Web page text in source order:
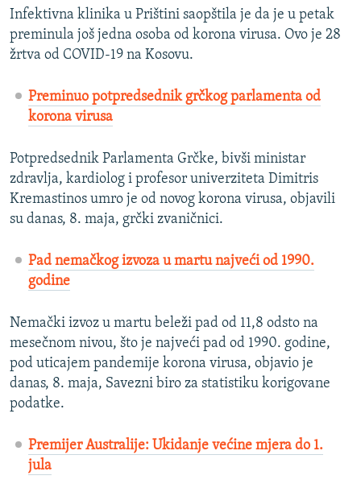
Infektivna klinika u Prištini saopštila je da je u petak
preminula još jedna osoba od korona virusa. Ovo je 28
žrtva od COVID-19 na Kosovu.
Preminuo potpredsednik grčkog parlamenta od
korona virusa
Potpredsednik Parlamenta Grčke, bivši ministar
zdravlja, kardiolog i profesor univerziteta Dimitris
Kremastinos umro je od novog korona virusa, objavili
su danas, 8. maja, grčki zvaničnici.
Pad nemačkog izvoza u martu najveći od 1990.
godine
Nemački izvoz u martu beleži pad od 11,8 odsto na
mesečnom nivou, što je najveći pad od 1990. godine,
pod uticajem pandemije korona virusa, objavio je
danas, 8. maja, Savezni biro za statistiku korigovane
podatke.
Premijer Australije: Ukidanje većine mjera do 1.
jula​